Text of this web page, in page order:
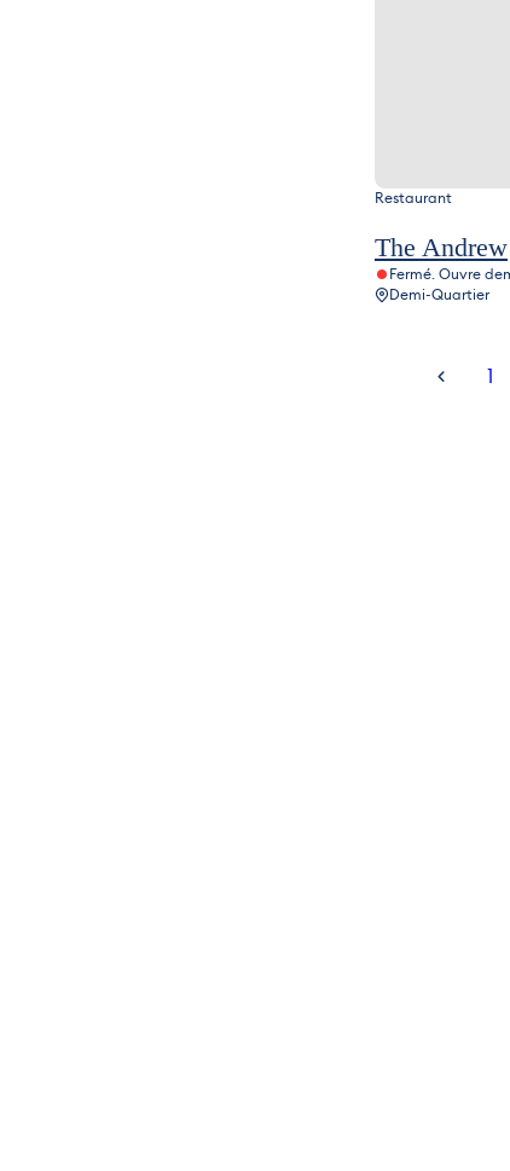
The Andrew
Restaurant
Fermé. Ouvre
Demi-Quartier
1